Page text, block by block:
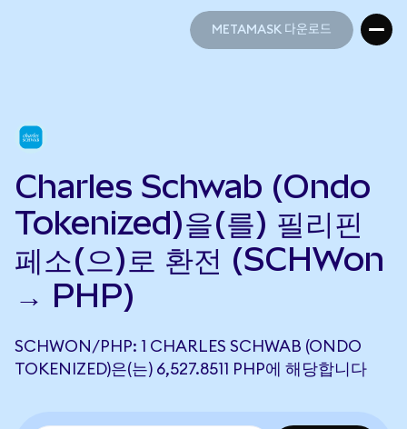
METAMASK 다운로드
Charles Schwab (Ondo
Tokenized)을(를) 필리핀
페소(으)로 환전 (SCHWon
→ PHP)
SCHWON/PHP: 1 CHARLES SCHWAB (ONDO
TOKENIZED)은(는) 6,527.8511 PHP에 해당합니다